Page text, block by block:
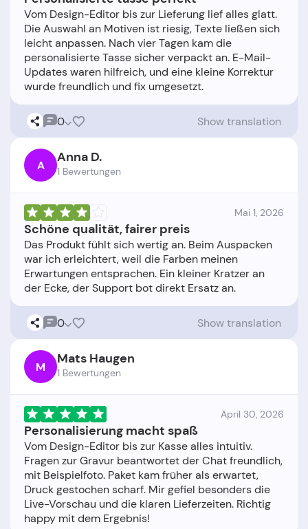
Vom Design-Editor bis zur Lieferung lief alles glatt.
Die Auswahl an Motiven ist riesig, Texte ließen sich
leicht anpassen. Nach vier Tagen kam die
personalisierte Tasse sicher verpackt an. E-Mail-
Updates waren hilfreich, und eine kleine Korrektur
0 Show translation
A Anna D.
1 Bewertungen
Mai 1, 2026
Schöne qualität, fairer preis
Das Produkt fühlt sich wertig an. Beim Auspacken
war ich erleichtert, weil die Farben meinen
Erwartungen entsprachen. Ein kleiner Kratzer an
0 Show translation
M Mats Haugen
1 Bewertungen
April 30, 2026
Personalisierung macht spaß
Vom Design-Editor bis zur Kasse alles intuitiv.
Fragen zur Gravur beantwortet der Chat freundlich,
mit Beispielfoto. Paket kam früher als erwartet,
Druck gestochen scharf. Mir gefiel besonders die
Live-Vorschau und die klaren Lieferzeiten. Richtig